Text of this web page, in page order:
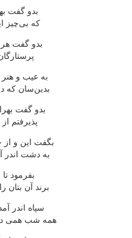
بدو گفت
که بی‌چیز
بدو گفت
به عیب و
بدین‌سان که
بدو گفت
پذیرفتم
بگفت این و
به دشت اندر
بفرمود
برند آن
سپاه اندر
همه شب همی